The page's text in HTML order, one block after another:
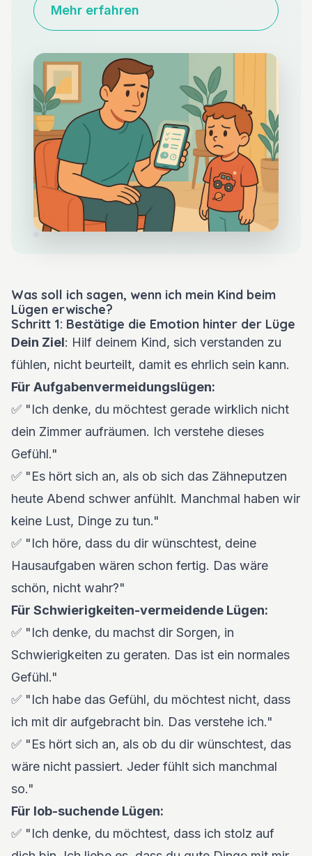
Mehr erfahren
Was soll ich sagen, wenn ich mein Kind beim
Lügen erwische?
Schritt 1: Bestätige die Emotion hinter der Lüge
Dein Ziel: Hilf deinem Kind, sich verstanden zu
fühlen, nicht beurteilt, damit es ehrlich sein kann.
Für Aufgabenvermeidungslügen:
✅ "Ich denke, du möchtest gerade wirklich nicht
dein Zimmer aufräumen. Ich verstehe dieses
Gefühl."
✅ "Es hört sich an, als ob sich das Zähneputzen
heute Abend schwer anfühlt. Manchmal haben wir
keine Lust, Dinge zu tun."
✅ "Ich höre, dass du dir wünschtest, deine
Hausaufgaben wären schon fertig. Das wäre
schön, nicht wahr?"
Für Schwierigkeiten-vermeidende Lügen:
✅ "Ich denke, du machst dir Sorgen, in
Schwierigkeiten zu geraten. Das ist ein normales
Gefühl."
✅ "Ich habe das Gefühl, du möchtest nicht, dass
ich mit dir aufgebracht bin. Das verstehe ich."
✅ "Es hört sich an, als ob du dir wünschtest, das
wäre nicht passiert. Jeder fühlt sich manchmal
so."
Für lob-suchende Lügen:
✅ "Ich denke, du möchtest, dass ich stolz auf